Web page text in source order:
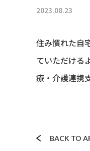
2023.08.23
住み慣れた自
ていただける
療・介護連携
BACK TO